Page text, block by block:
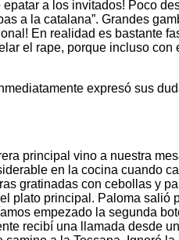
a los invitados! Poco
a la catalana”. Grandes
En realidad es bastante
el rape, porque incluso
expresó sus
principal vino a nuestra
en la cocina cuando
gratinadas con cebollas y
plato principal. Paloma
empezado la segunda
recibí una llamada desde